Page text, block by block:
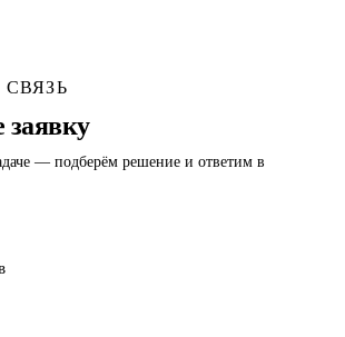
заявку
— подберём решение и ответим в